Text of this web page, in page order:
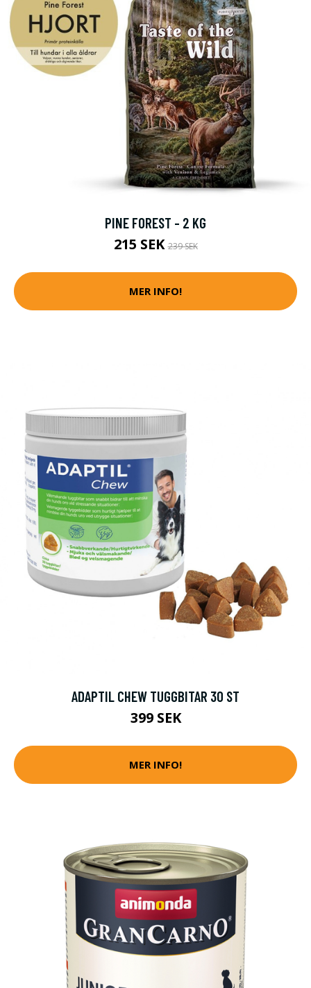
PINE FOREST - 2 KG
215 SEK239 SEK
MER INFO!
ADAPTIL CHEW TUGGBITAR 30 ST
399 SEK
MER INFO!